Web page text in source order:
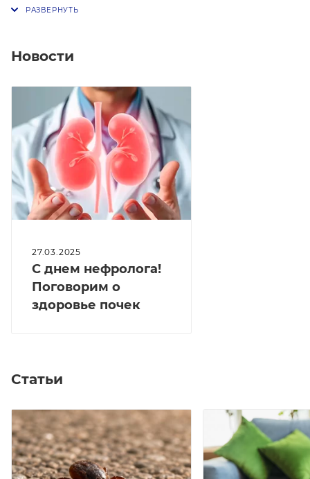
Новости
27.03.2025
С днем нефролога!
Поговорим о
здоровье почек
Статьи